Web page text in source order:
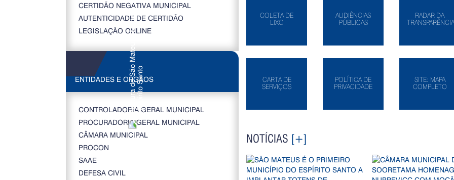
CERTIDÃO NEGATIVA MUNICIPAL
AUTENTICIDADE DE CERTIDÃO
LEGISLAÇÃO ONLINE
ENTIDADES E ORGÃOS
CONTROLADORIA GERAL MUNICIPAL
PROCURADORIA GERAL MUNICIPAL
CÂMARA MUNICIPAL
PROCON
SAAE
DEFESA CIVIL
COLETA DE
LIXO
AUDIÊNCIAS
PÚBLICAS
RADAR DA
TRANSPARÊNCIA
CARTA DE
SERVIÇOS
POLÍTICA DE
PRIVACIDADE
SITE: MAPA
COMPLETO
NOTÍCIAS [+]